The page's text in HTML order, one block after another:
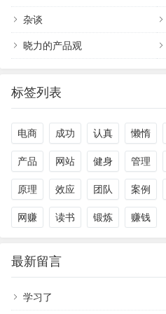
杂谈
晓力的产品观
标签列表
电商 成功 认真 懒惰
产品 网站 健身 管理
原理 效应 团队 案例
网赚 读书 锻炼 赚钱
最新留言
学习了